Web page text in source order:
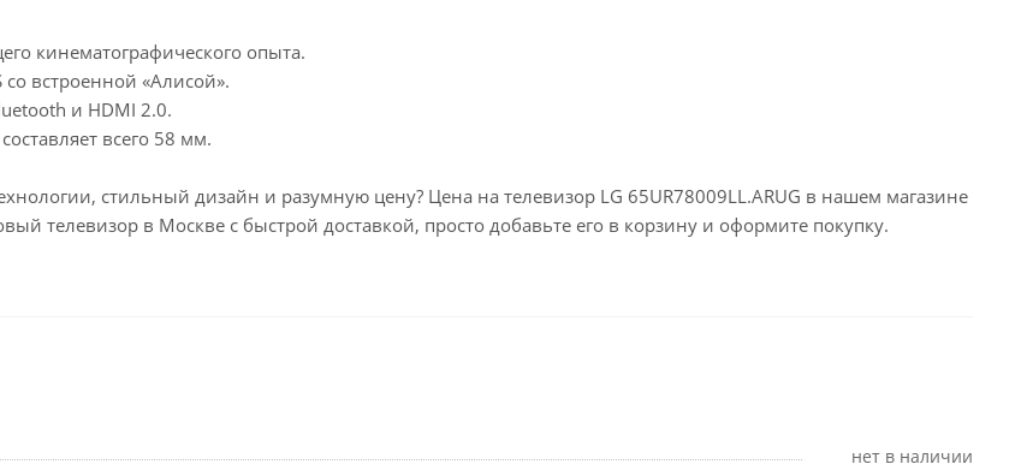
кинематографического опыта.
встроенной «Алисой».
и HDMI 2.0.
всего 58 мм.
стильный дизайн и разумную цену? Цена на телевизор LG 65UR78009LL.ARUG в нашем магазине
телевизор в Москве с быстрой доставкой, просто добавьте его в корзину и оформите покупку.
Нет в наличии